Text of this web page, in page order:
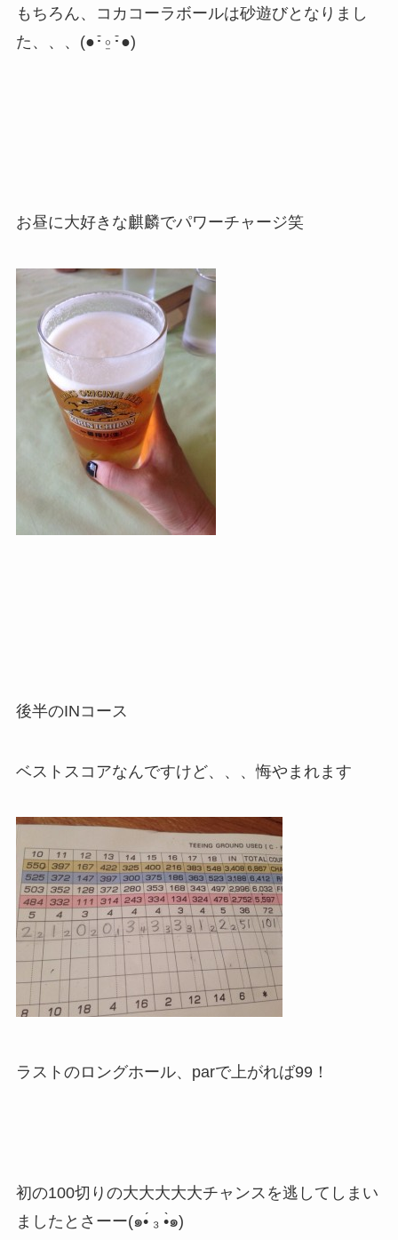
もちろん、コカコーラボールは砂遊びとなりまし
た、、、(●･̆⍛･̆●)
お昼に大好きな麒麟でパワーチャージ笑
後半のINコース
ベストスコアなんですけど、、、悔やまれます
ラストのロングホール、parで上がれば99！
初の100切りの大大大大大チャンスを逃してしまい
ましたとさーー(๑•́ ₃ •̀๑)